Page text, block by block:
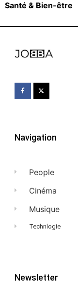
Santé & Bien-être
Navigation
People
Cinéma
Musique
Technlogie
Newsletter